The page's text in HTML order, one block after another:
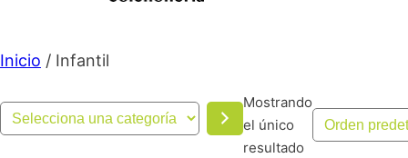
Inicio / Infantil
Selecciona
una
Mostrando
el único
resultado